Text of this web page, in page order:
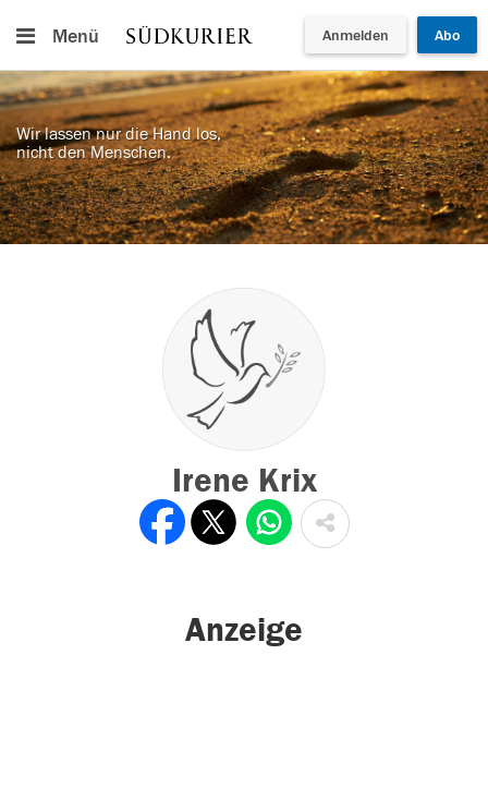
Menü Anmelden Abo
Wir lassen nur die Hand los,
nicht den Menschen.
Irene Krix
Anzeige